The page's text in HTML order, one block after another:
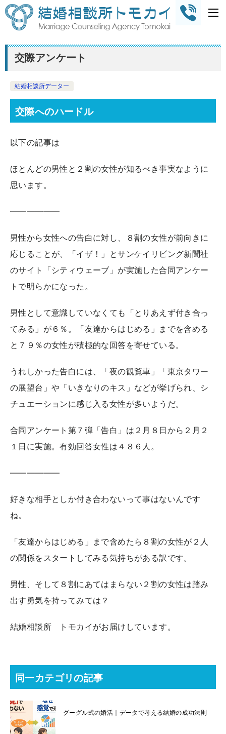
交際アンケート
結婚相談所データー
交際へのハードル
以下の記事は
ほとんどの男性と２割の女性が知るべき事実なように
思います。
——————
男性から女性への告白に対し、８割の女性が前向きに
応じることが、「イザ！」とサンケイリビング新聞社
のサイト「シティウェーブ」が実施した合同アンケー
トで明らかになった。
男性として意識していなくても「とりあえず付き合っ
てみる」が６％。「友達からはじめる」までを含める
と７９％の女性が積極的な回答を寄せている。
うれしかった告白には、「夜の観覧車」「東京タワー
の展望台」や「いきなりのキス」などが挙げられ、シ
チュエーションに感じ入る女性が多いようだ。
合同アンケート第７弾「告白」は２月８日から２月２
１日に実施。有効回答女性は４８６人。
——————
好きな相手としか付き合わないって事はないんです
ね。
「友達からはじめる」まで含めたら８割の女性が２人
の関係をスタートしてみる気持ちがある訳です。
男性、そして８割にあてはまらない２割の女性は踏み
出す勇気を持ってみては？
結婚相談所 トモカイがお届けしています。
同一カテゴリの記事
グーグル式の婚活｜データで考える結婚の成功法則